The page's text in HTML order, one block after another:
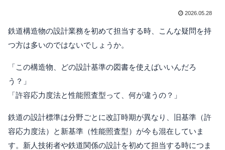
2026.05.28
鉄道構造物の設計業務を初めて担当する時、こんな疑問を持
つ方は多いのではないでしょうか。
「この構造物、どの設計基準の図書を使えばいいんだろ
う？」
「許容応力度法と性能照査型って、何が違うの？」
鉄道の設計標準は分野ごとに改訂時期が異なり、旧基準（許
容応力度法）と新基準（性能照査型）が今も混在していま
す。新人技術者や鉄道関係の設計を初めて担当する時につま